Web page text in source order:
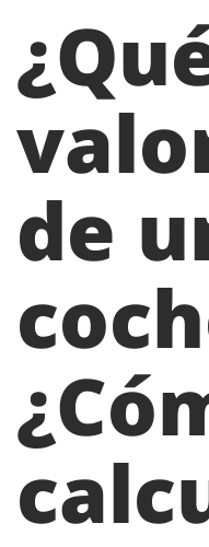
de